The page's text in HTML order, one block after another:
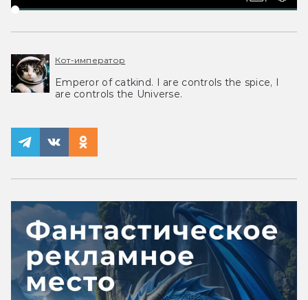
Кот-император
Emperor of catkind. I are controls the spice, I
are controls the Universe.